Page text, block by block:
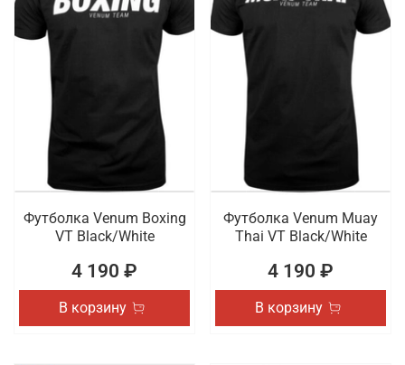
Футболка Venum Boxing
VT Black/White
4 190 ₽
В корзину
Футболка Venum Muay
Thai VT Black/White
4 190 ₽
В корзину